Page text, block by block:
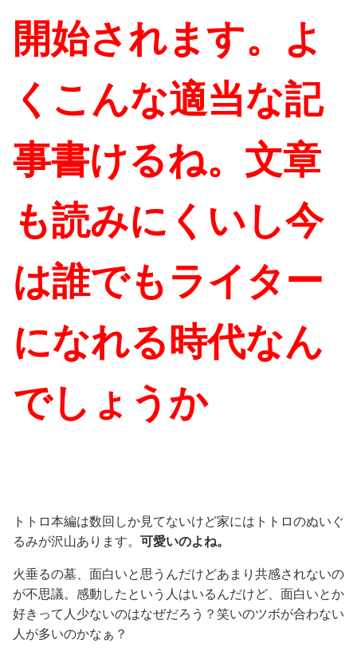
開始されます。よ
くこんな適当な記
事書けるね。文章
も読みにくいし今
は誰でもライター
になれる時代なん
でしょうか
トトロ本編は数回しか見てないけど家にはトトロのぬいぐ
るみが沢山あります。 可愛いのよね。
火垂るの墓、面白いと思うんだけどあまり共感されないの
が不思議。感動したという人はいるんだけど、面白いとか
好きって人少ないのはなぜだろう？笑いのツボが合わない
人が多いのかなぁ？